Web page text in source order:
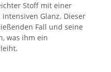
Stoff mit einer
Glanz. Dieser
Fall und seine
was ihm ein